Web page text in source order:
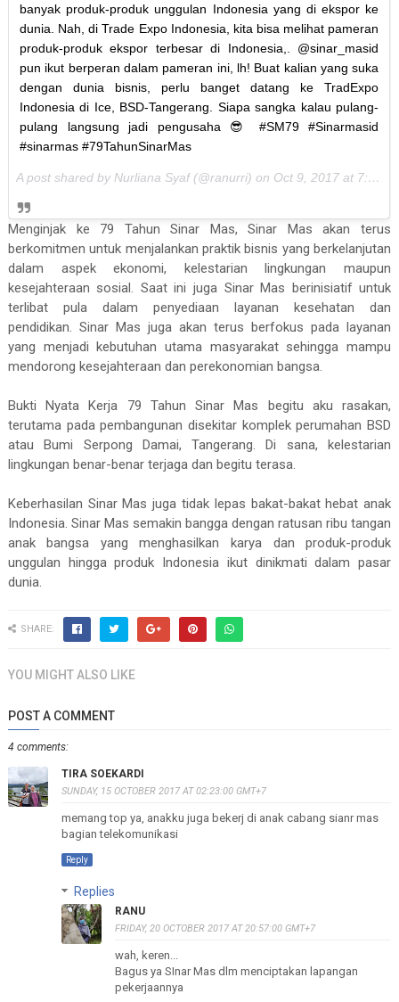
banyak produk-produk unggulan Indonesia yang di ekspor ke
dunia. Nah, di Trade Expo Indonesia, kita bisa melihat pameran
produk-produk ekspor terbesar di Indonesia,. @sinar_masid
pun ikut berperan dalam pameran ini, lh! Buat kalian yang suka
dengan dunia bisnis, perlu banget datang ke TradExpo
Indonesia di Ice, BSD-Tangerang. Siapa sangka kalau pulang-
pulang langsung jadi pengusaha 😎 #SM79 #Sinarmasid
#sinarmas #79TahunSinarMas
A post shared by Nurliana Syaf (@ranurri) on Oct 9, 2017 at 7:48pm PDT
Menginjak ke 79 Tahun Sinar Mas, Sinar Mas akan terus
berkomitmen untuk menjalankan praktik bisnis yang berkelanjutan
dalam aspek ekonomi, kelestarian lingkungan maupun
kesejahteraan sosial. Saat ini juga Sinar Mas berinisiatif untuk
terlibat pula dalam penyediaan layanan kesehatan dan
pendidikan. Sinar Mas juga akan terus berfokus pada layanan
yang menjadi kebutuhan utama masyarakat sehingga mampu
mendorong kesejahteraan dan perekonomian bangsa.
Bukti Nyata Kerja 79 Tahun Sinar Mas begitu aku rasakan,
terutama pada pembangunan disekitar komplek perumahan BSD
atau Bumi Serpong Damai, Tangerang. Di sana, kelestarian
lingkungan benar-benar terjaga dan begitu terasa.
Keberhasilan Sinar Mas juga tidak lepas bakat-bakat hebat anak
Indonesia. Sinar Mas semakin bangga dengan ratusan ribu tangan
anak bangsa yang menghasilkan karya dan produk-produk
unggulan hingga produk Indonesia ikut dinikmati dalam pasar
dunia.
SHARE:
YOU MIGHT ALSO LIKE
POST A COMMENT
4 comments:
TIRA SOEKARDI
SUNDAY, 15 OCTOBER 2017 AT 02:23:00 GMT+7
memang top ya, anakku juga bekerj di anak cabang sianr mas
bagian telekomunikasi
Reply
Replies
RANU
FRIDAY, 20 OCTOBER 2017 AT 20:57:00 GMT+7
wah, keren...
Bagus ya SInar Mas dlm menciptakan lapangan
pekerjaannya